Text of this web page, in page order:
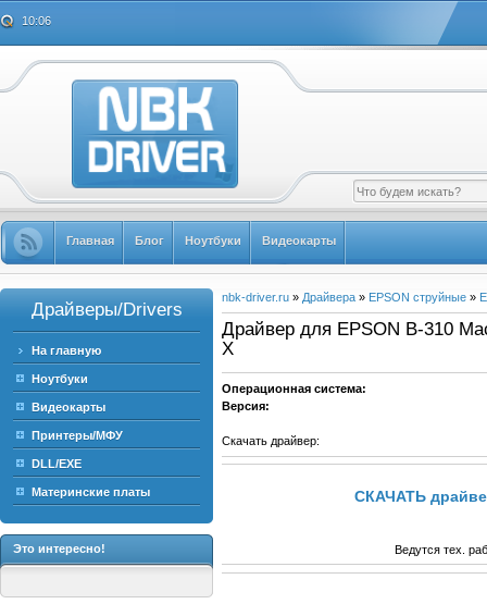
10:06
Главная Блог Ноутбуки Видеокарты
Драйверы/Drivers
На главную
Ноутбуки
Видеокарты
Принтеры/МФУ
DLL/EXE
Материнские платы
Это интересно!
nbk-driver.ru » Драйвера » EPSON струйные »
Драйвер для EPSON B-310
X
Операционная система:
Версия:
Скачать драйвер:
СКАЧАТЬ
Ведутся тех.